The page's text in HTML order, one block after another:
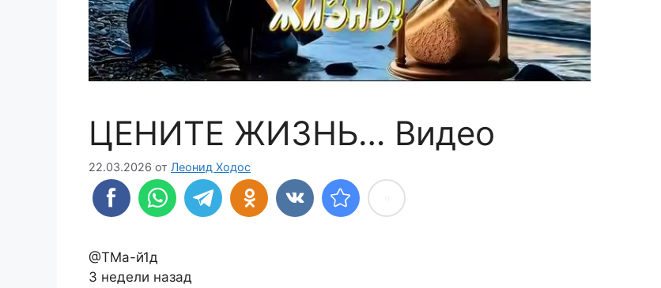
ЦЕНИТЕ ЖИЗНЬ… Видео
22.03.2026 от Леонид Ходос
@ТМа-й1д
3 недели назад